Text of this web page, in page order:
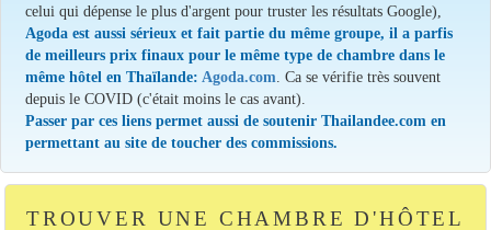
celui qui dépense le plus d'argent pour truster les résultats Google),
Agoda est aussi sérieux et fait partie du même groupe, il a parfis
de meilleurs prix finaux pour le même type de chambre dans le
même hôtel en Thaïlande: Agoda.com . Ca se vérifie très souvent
depuis le COVID (c'était moins le cas avant).
Passer par ces liens permet aussi de soutenir Thailandee.com en
permettant au site de toucher des commissions.
TROUVER UNE CHAMBRE D'HÔTEL